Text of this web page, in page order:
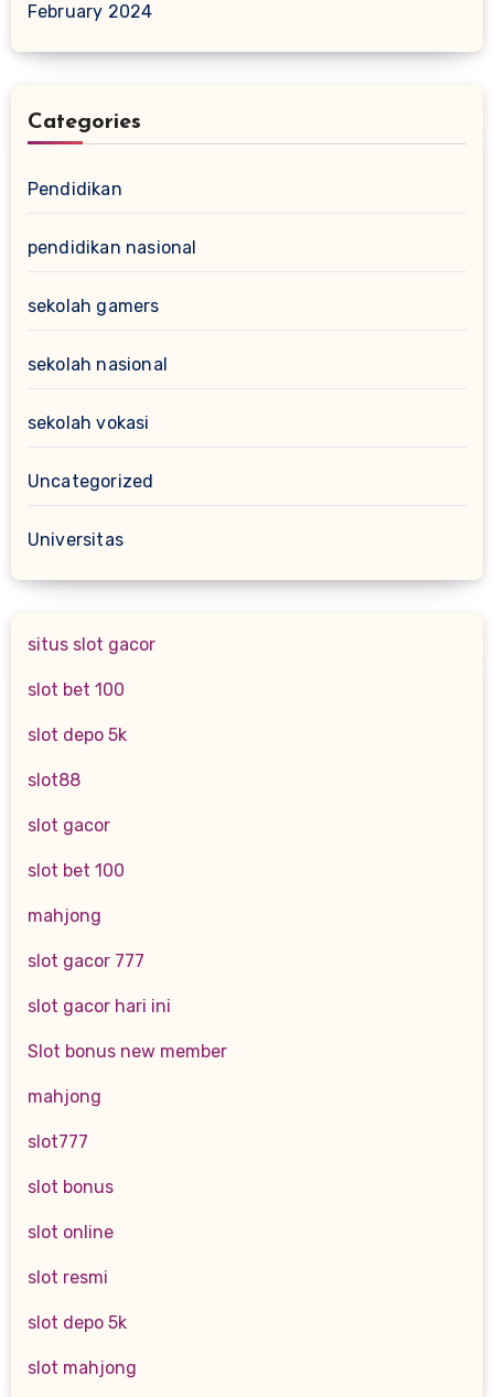
February 2024
Categories
Pendidikan
pendidikan nasional
sekolah gamers
sekolah nasional
sekolah vokasi
Uncategorized
Universitas
situs slot gacor
slot bet 100
slot depo 5k
slot88
slot gacor
slot bet 100
mahjong
slot gacor 777
slot gacor hari ini
Slot bonus new member
mahjong
slot777
slot bonus
slot online
slot resmi
slot depo 5k
slot mahjong